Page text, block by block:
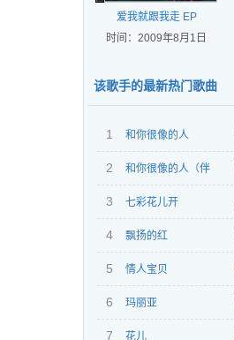
爱我就跟我走 EP
时间：2009年8月1日
该歌手的最新热门歌曲
1
和你很像的人
2 和你很像的人（伴
奏）
3
七彩花儿开
4
飘扬的红
5
情人宝贝
6
玛丽亚
7 花儿